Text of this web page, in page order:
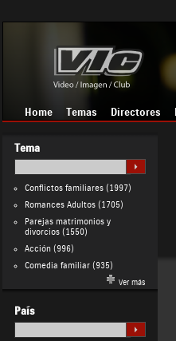
Home Temas Directores
Tema
Conflictos familiares(1997)
Romances Adultos(1705)
Parejas matrimonios y
divorcios(1550)
Acción(996)
Comedia familiar(935)
Ver más
País